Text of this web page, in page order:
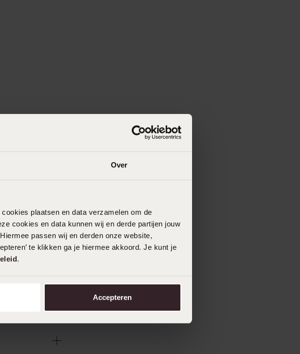
Over
plaatsen en data verzamelen om de
cookies en data kunnen wij en derde partijen jouw
passen wij en derden onze website,
te klikken ga je hiermee akkoord. Je kunt je
.
Accepteren